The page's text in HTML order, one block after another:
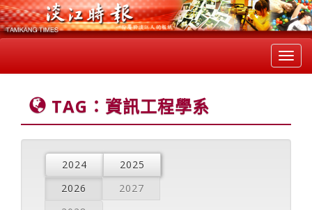
TAG：資訊工程學系
2024
2025
2026
2027